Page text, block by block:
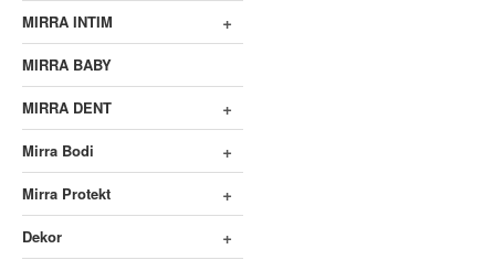
+
MIRRA INTIM
MIRRA BABY
+
MIRRA DENT
+
Mirra Bodi
+
Mirra Protekt
+
Dekor